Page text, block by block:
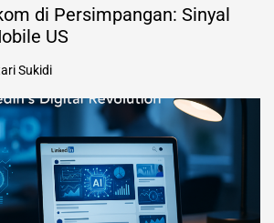
di Persimpangan: Sinyal
US
Sukidi